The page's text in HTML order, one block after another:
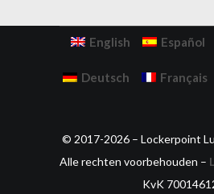
English Español
Deutsch Français
© 2017-2026 – Lockerpoint
Alle rechten voorbehouden –
KvK